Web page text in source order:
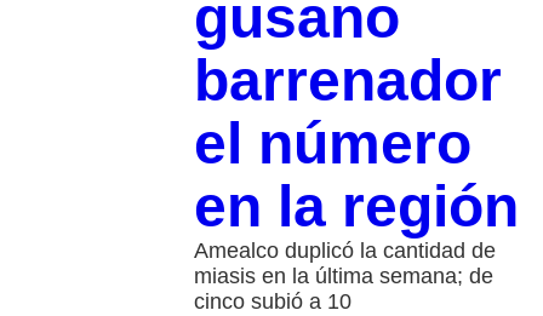
gusano
barrenador
el número
en la región
Amealco duplicó la cantidad de
miasis en la última semana; de
cinco subió a 10